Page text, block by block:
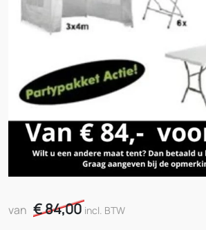
van € 84,00incl. BTW